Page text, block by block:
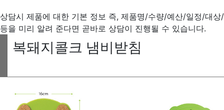
상담시 제품에 대한 기본 정보 즉, 제품명/수량/예산/일정/대상/
등을 미리 알려 준다면 곧바로 상담이 진행될 수 있습니다.
복돼지콜크 냄비받침